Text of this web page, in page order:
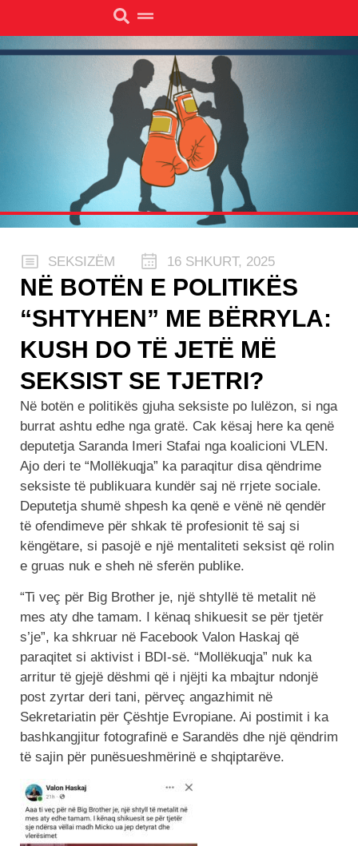
SEKSIZËM 16 SHKURT, 2025
NË BOTËN E POLITIKËS
“SHTYHEN” ME BËRRYLA:
KUSH DO TË JETË MË
SEKSIST SE TJETRI?
Në botën e politikës gjuha seksiste po lulëzon, si nga
burrat ashtu edhe nga gratë. Cak kësaj here ka qenë
deputetja Saranda Imeri Stafai nga koalicioni VLEN.
Ajo deri te “Mollëkuqja” ka paraqitur disa qëndrime
seksiste të publikuara kundër saj në rrjete sociale.
Deputetja shumë shpesh ka qenë e vënë në qendër
të ofendimeve për shkak të profesionit të saj si
këngëtare, si pasojë e një mentaliteti seksist që rolin
e gruas nuk e sheh në sferën publike.
“Ti veç për Big Brother je, një shtyllë të metalit në
mes aty dhe tamam. I kënaq shikuesit se për tjetër
s’je”, ka shkruar në Facebook Valon Haskaj që
paraqitet si aktivist i BDI-së. “Mollëkuqja” nuk ka
arritur të gjejë dëshmi që i njëjti ka mbajtur ndonjë
post zyrtar deri tani, përveç angazhimit në
Sekretariatin për Çështje Evropiane. Ai postimit i ka
bashkangjitur fotografinë e Sarandës dhe një qëndrim
të sajin për punësueshmërinë e shqiptarëve.